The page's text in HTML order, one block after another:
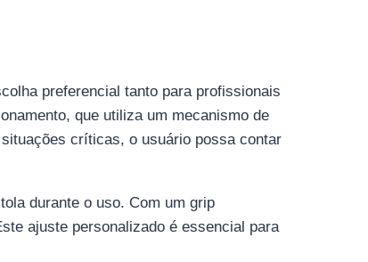
preferencial tanto para profissionais
que utiliza um mecanismo de
críticas, o usuário possa contar
durante o uso. Com um grip
ajuste personalizado é essencial para